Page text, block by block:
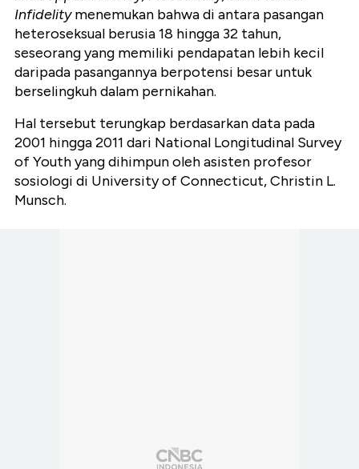
Infidelitymenemukan bahwa di antara pasangan
heteroseksual berusia 18 hingga 32 tahun,
seseorang yang memiliki pendapatan lebih kecil
daripada pasangannya berpotensi besar untuk
berselingkuh dalam pernikahan.
Hal tersebut terungkap berdasarkan data pada
2001 hingga 2011 dari National Longitudinal Survey
of Youth yang dihimpun oleh asisten profesor
sosiologi di University of Connecticut, Christin L.
Munsch.